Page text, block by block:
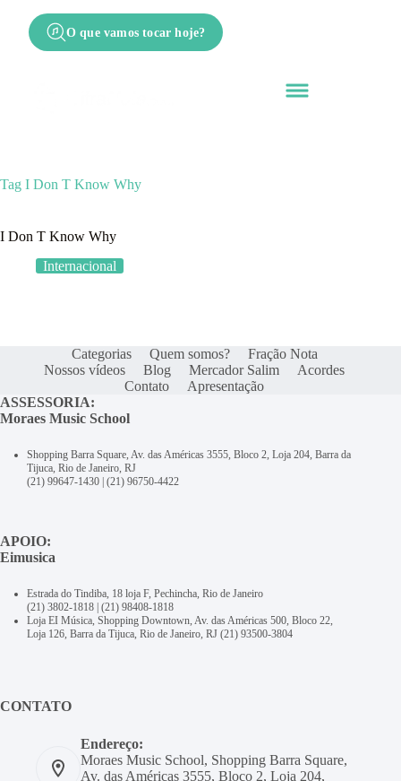
O que vamos tocar hoje?
Tag I Don T Know Why
I Don T Know Why
Internacional
Categorias Quem somos?
Fração Nota
Nossos vídeos
Blog Mercador Salim
Acordes
Contato
Apresentação
ASSESSORIA:
Moraes Music School
Shopping Barra Square, Av. das Américas 3555, Bloco 2, Loja 204, Barra da
Tijuca, Rio de Janeiro, RJ
(21) 99647-1430 | (21) 96750-4422
APOIO:
Eimusica
Estrada do Tindiba, 18 loja F, Pechincha, Rio de Janeiro
(21) 3802-1818 | (21) 98408-1818
Loja EI Música, Shopping Downtown, Av. das Américas 500, Bloco 22,
Loja 126, Barra da Tijuca, Rio de Janeiro, RJ (21) 93500-3804
CONTATO
Endereço:
Moraes Music School, Shopping Barra Square,
Av. das Américas 3555, Bloco 2, Loja 204,